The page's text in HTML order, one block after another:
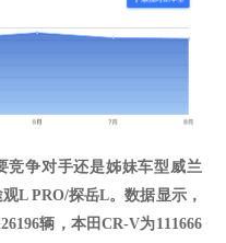
竞争对手还是姊妹车型威兰
L PRO/探岳L。数据显示，
辆，本田CR-V为111666